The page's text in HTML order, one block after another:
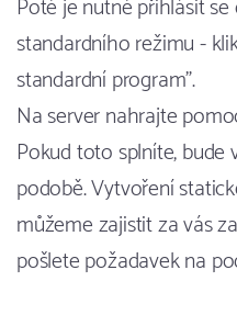
Poté je nutné přihlásit
standardního režimu -
standardní program".
Na server nahrajte
Pokud toto splníte, bude
podobě. Vytvoření
můžeme zajistit za vás
pošlete požadavek na